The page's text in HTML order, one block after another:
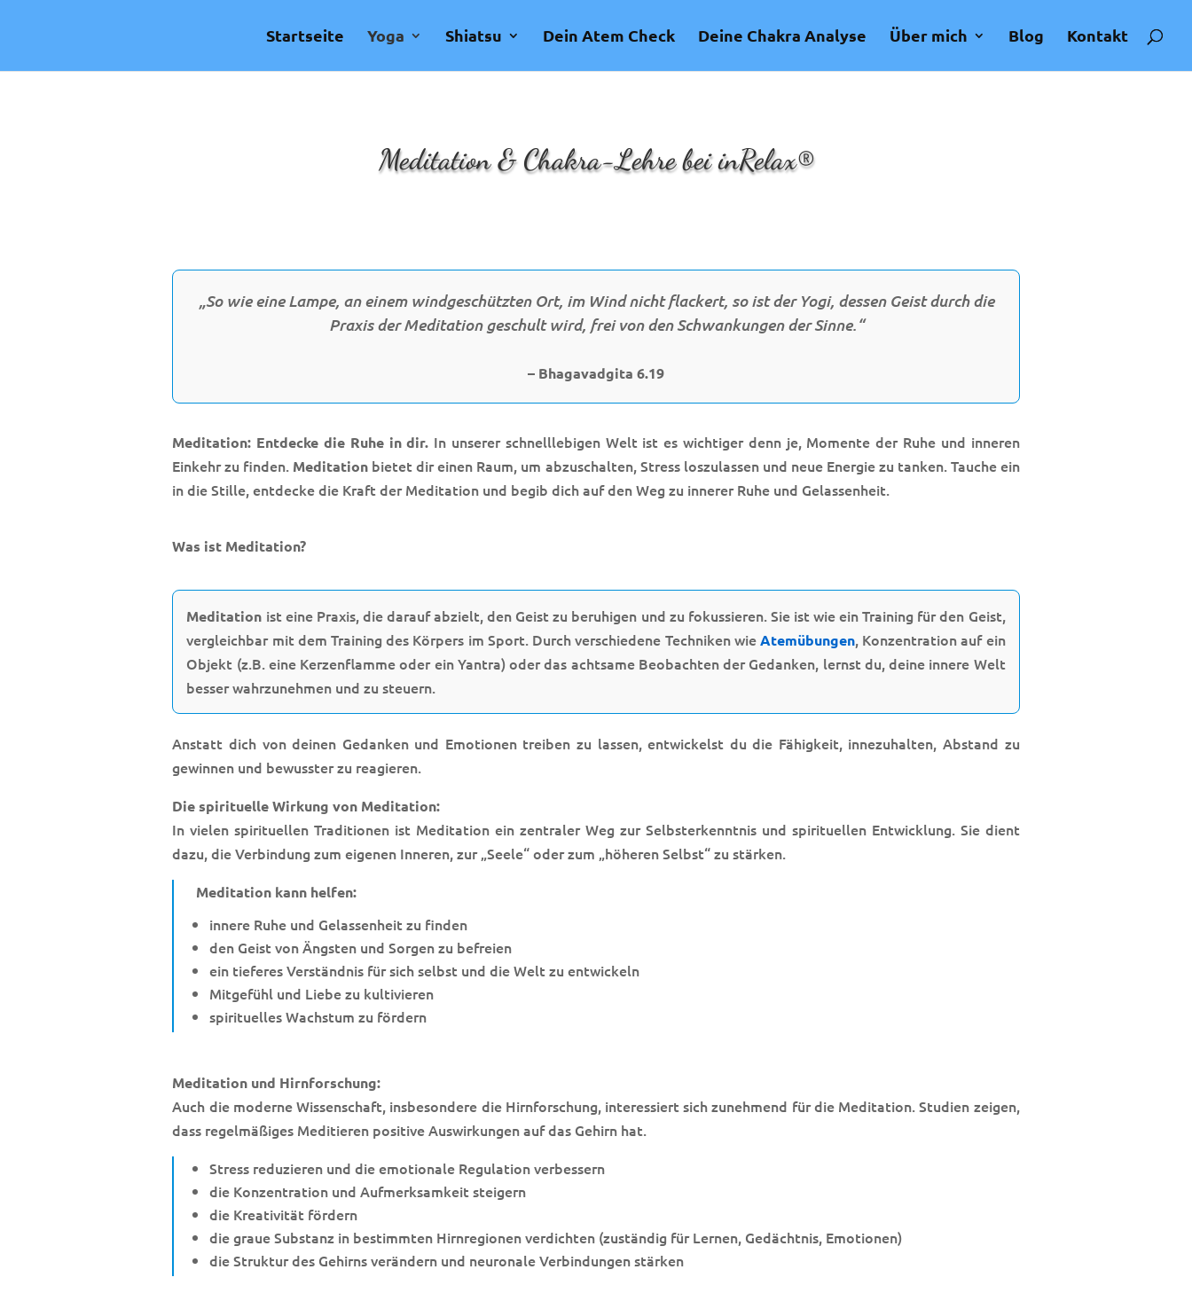
Startseite Yoga Shiatsu Dein Atem Check Deine Chakra Analyse Über mich Blog Kontakt
Meditation & Chakra-Lehre bei inRelax®
„So wie eine Lampe, an einem windgeschützten Ort, im Wind nicht flackert, so ist der Yogi, dessen Geist durch die
Praxis der Meditation geschult wird, frei von den Schwankungen der Sinne.“
– Bhagavadgita 6.19
Meditation: Entdecke die Ruhe in dir. In unserer schnelllebigen Welt ist es wichtiger denn je, Momente der Ruhe und inneren
Einkehr zu finden. Meditation bietet dir einen Raum, um abzuschalten, Stress loszulassen und neue Energie zu tanken. Tauche ein
in die Stille, entdecke die Kraft der Meditation und begib dich auf den Weg zu innerer Ruhe und Gelassenheit.
Was ist Meditation?
Meditation ist eine Praxis, die darauf abzielt, den Geist zu beruhigen und zu fokussieren. Sie ist wie ein Training für den Geist,
vergleichbar mit dem Training des Körpers im Sport. Durch verschiedene Techniken wieAtemübungen, Konzentration auf ein
Objekt (z.B. eine Kerzenflamme oder ein Yantra) oder das achtsame Beobachten der Gedanken, lernst du, deine innere Welt
besser wahrzunehmen und zu steuern.
Anstatt dich von deinen Gedanken und Emotionen treiben zu lassen, entwickelst du die Fähigkeit, innezuhalten, Abstand zu
gewinnen und bewusster zu reagieren.
Die spirituelle Wirkung von Meditation:
In vielen spirituellen Traditionen ist Meditation ein zentraler Weg zur Selbsterkenntnis und spirituellen Entwicklung. Sie dient
dazu, die Verbindung zum eigenen Inneren, zur „Seele“ oder zum „höheren Selbst“ zu stärken.
Meditation kann helfen:
innere Ruhe und Gelassenheit zu finden
den Geist von Ängsten und Sorgen zu befreien
ein tieferes Verständnis für sich selbst und die Welt zu entwickeln
Mitgefühl und Liebe zu kultivieren
spirituelles Wachstum zu fördern
Meditation und Hirnforschung:
Auch die moderne Wissenschaft, insbesondere die Hirnforschung, interessiert sich zunehmend für die Meditation. Studien zeigen,
dass regelmäßiges Meditieren positive Auswirkungen auf das Gehirn hat.
Stress reduzieren und die emotionale Regulation verbessern
die Konzentration und Aufmerksamkeit steigern
die Kreativität fördern
die graue Substanz in bestimmten Hirnregionen verdichten (zuständig für Lernen, Gedächtnis, Emotionen)
die Struktur des Gehirns verändern und neuronale Verbindungen stärken